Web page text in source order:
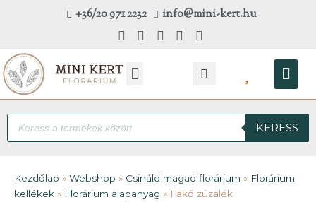
+36/20 971 2232 info@mini-kert.hu
Products
search
KERESS
Kezdőlap » Webshop » Csináld magad florárium » Florárium
kellékek » Florárium alapanyag » Fakő zúzalék